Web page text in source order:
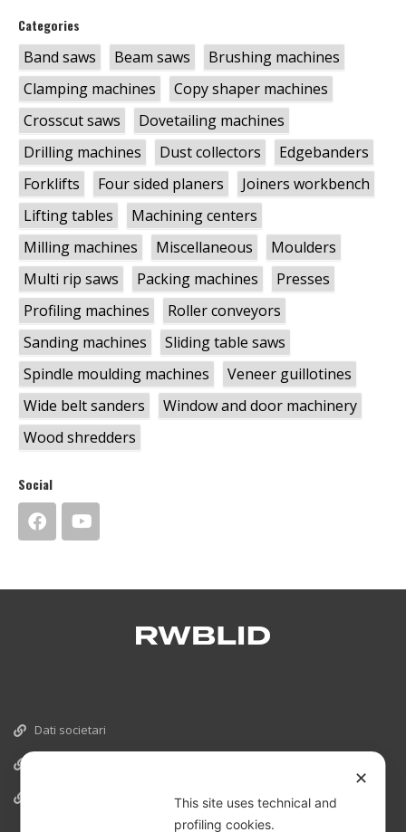
Categories
Band saws Beam saws
Brushing machines
Clamping machines
Copy shaper machines
Crosscut saws
Dovetailing machines
Drilling machines
Dust collectors
Edgebanders
Forklifts
Four sided planers
Joiners workbench
Lifting tables
Machining centers
Milling machines
Miscellaneous
Moulders
Multi rip saws
Packing machines
Presses
Profiling machines
Roller conveyors
Sanding machines
Sliding table saws
Spindle moulding machines
Veneer guillotines
Wide belt sanders
Window and door machinery
Wood shredders
Social
Dati societari
✕
This site uses technical and
profiling cookies.